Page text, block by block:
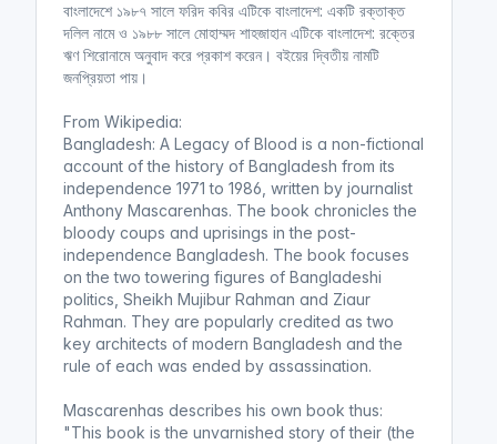
বাংলাদেশে ১৯৮৭ সালে ফরিদ কবির এটিকে বাংলাদেশ: একটি রক্তাক্ত
দলিল নামে ও ১৯৮৮ সালে মোহাম্মদ শাহজাহান এটিকে বাংলাদেশ: রক্তের
ঋণ শিরোনামে অনুবাদ করে প্রকাশ করেন। বইয়ের দ্বিতীয় নামটি
জনপ্রিয়তা পায়।
From Wikipedia:
Bangladesh: A Legacy of Blood is a non-fictional
account of the history of Bangladesh from its
independence 1971 to 1986, written by journalist
Anthony Mascarenhas. The book chronicles the
bloody coups and uprisings in the post-
independence Bangladesh. The book focuses
on the two towering figures of Bangladeshi
politics, Sheikh Mujibur Rahman and Ziaur
Rahman. They are popularly credited as two
key architects of modern Bangladesh and the
rule of each was ended by assassination.
Mascarenhas describes his own book thus:
"This book is the unvarnished story of their (the